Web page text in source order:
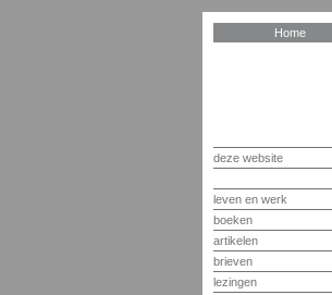
Home
deze website
leven en werk
boeken
artikelen
brieven
lezingen